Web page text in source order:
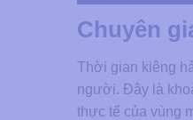
Chuyên
Thời gian kiêng
người. Đây là
thực tế của vùng